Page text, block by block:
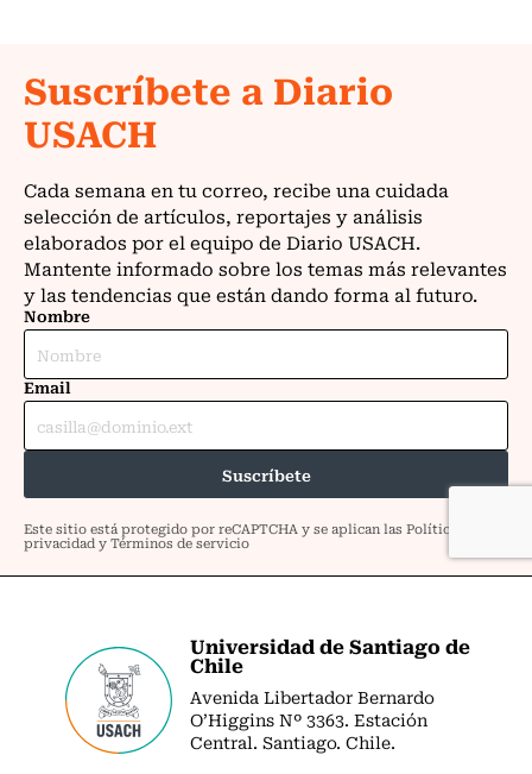
Universidad de Santiago de
Chile
Avenida Libertador Bernardo
O’Higgins Nº 3363. Estación
Central. Santiago. Chile.